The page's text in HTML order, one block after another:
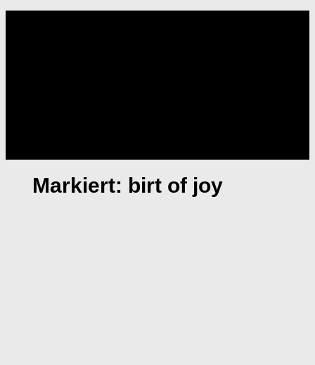
Markiert: birt of joy